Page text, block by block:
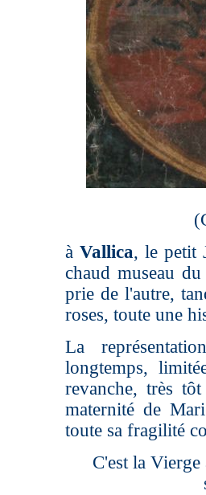
à Vallica, le petit
chaud museau
prie de l'autre,
roses, toute une
La
longtemps,
revanche, très
maternité de
toute sa fragilité
C'est la